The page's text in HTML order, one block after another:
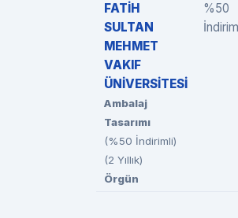
FATİH
SULTAN
MEHMET
VAKIF
ÜNİVERSİTESİ
Ambalaj
Tasarımı
(%50 İndirimli)
(2 Yıllık)
Örgün
%50